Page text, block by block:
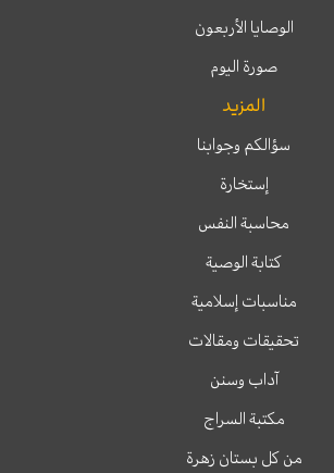
الوصايا الأربعون
صورة اليوم
المزيد
سؤالكم وجوابنا
إستخارة
محاسبة النفس
كتابة الوصية
مناسبات إسلامية
تحقيقات ومقالات
آداب وسنن
مكتبة السراج
من كل بستان زهرة